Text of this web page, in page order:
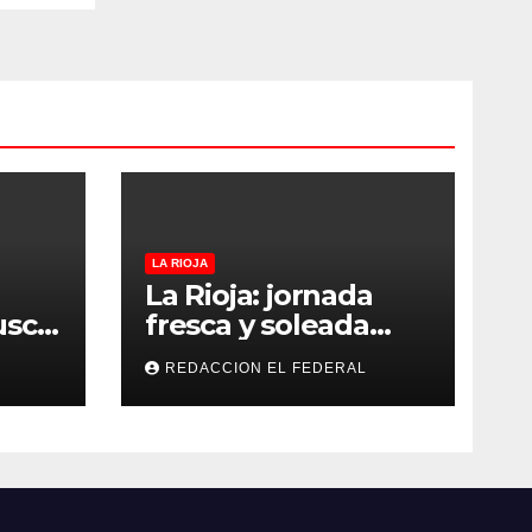
LA RIOJA
La Rioja: jornada
fresca y soleada
este jueves, con
temperaturas
estables para el
REDACCION EL FEDERAL